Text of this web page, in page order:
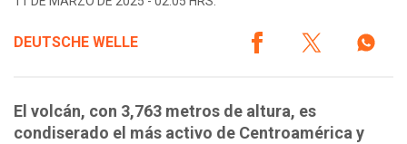
DEUTSCHE WELLE
El volcán, con 3,763 metros de altura, es
condiserado el más activo de Centroamérica y